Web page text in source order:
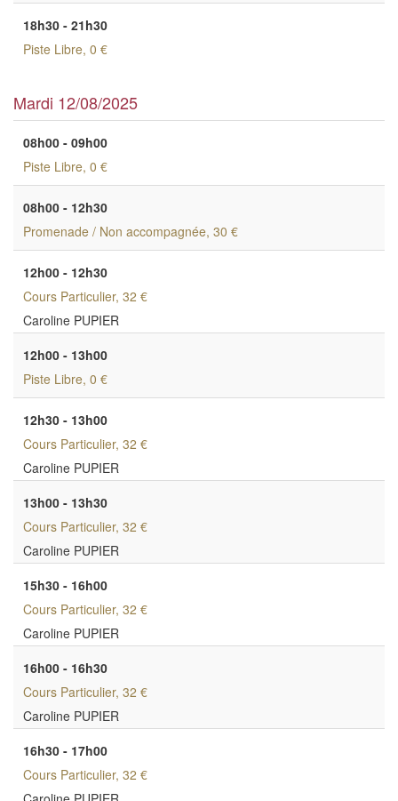
18h30 - 21h30
Piste Libre, 0 €
Mardi 12/08/2025
08h00 - 09h00
Piste Libre, 0 €
08h00 - 12h30
Promenade / Non accompagnée, 30 €
12h00 - 12h30
Cours Particulier, 32 €
Caroline PUPIER
12h00 - 13h00
Piste Libre, 0 €
12h30 - 13h00
Cours Particulier, 32 €
Caroline PUPIER
13h00 - 13h30
Cours Particulier, 32 €
Caroline PUPIER
15h30 - 16h00
Cours Particulier, 32 €
Caroline PUPIER
16h00 - 16h30
Cours Particulier, 32 €
Caroline PUPIER
16h30 - 17h00
Cours Particulier, 32 €